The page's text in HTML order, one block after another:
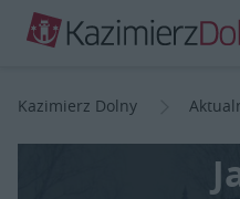
Kazimierz Dolny